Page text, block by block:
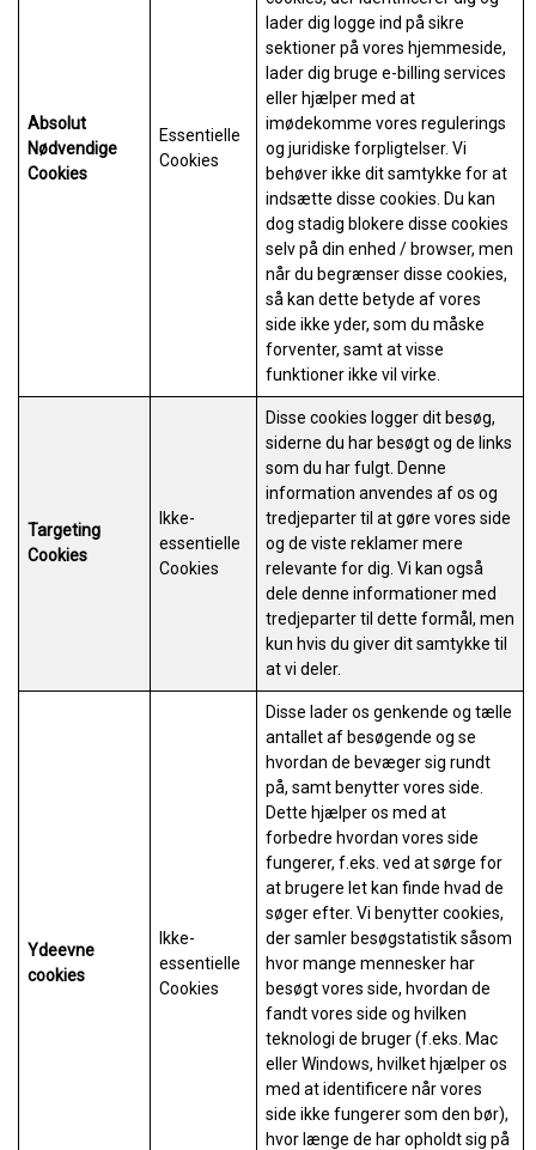
Absolut
Nødvendige
Cookies
Essentielle
Cookies
lader dig logge ind på sikre
sektioner på vores hjemmeside,
lader dig bruge e-billing services
eller hjælper med at
imødekomme vores regulerings
og juridiske forpligtelser. Vi
behøver ikke dit samtykke for at
indsætte disse cookies. Du kan
dog stadig blokere disse cookies
selv på din enhed / browser, men
når du begrænser disse cookies,
så kan dette betyde af vores
side ikke yder, som du måske
forventer, samt at visse
funktioner ikke vil virke.
Targeting
Cookies
Ikke-
essentielle
Cookies
Disse cookies logger dit besøg,
siderne du har besøgt og de links
som du har fulgt. Denne
information anvendes af os og
tredjeparter til at gøre vores side
og de viste reklamer mere
relevante for dig. Vi kan også
dele denne informationer med
tredjeparter til dette formål, men
kun hvis du giver dit samtykke til
at vi deler.
Ydeevne
cookies
Ikke-
essentielle
Cookies
Disse lader os genkende og tælle
antallet af besøgende og se
hvordan de bevæger sig rundt
på, samt benytter vores side.
Dette hjælper os med at
forbedre hvordan vores side
fungerer, f.eks. ved at sørge for
at brugere let kan finde hvad de
søger efter. Vi benytter cookies,
der samler besøgstatistik såsom
hvor mange mennesker har
besøgt vores side, hvordan de
fandt vores side og hvilken
teknologi de bruger (f.eks. Mac
eller Windows, hvilket hjælper os
med at identificere når vores
side ikke fungerer som den bør),
hvor længe de har opholdt sig på